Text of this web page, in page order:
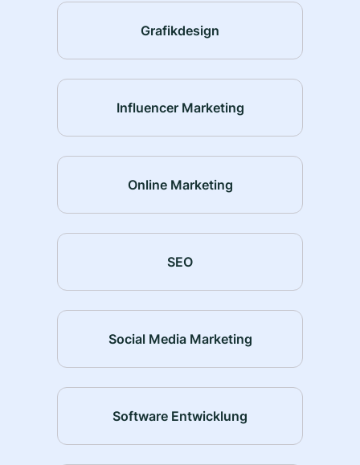
Grafikdesign
Influencer Marketing
Online Marketing
SEO
Social Media Marketing
Software Entwicklung